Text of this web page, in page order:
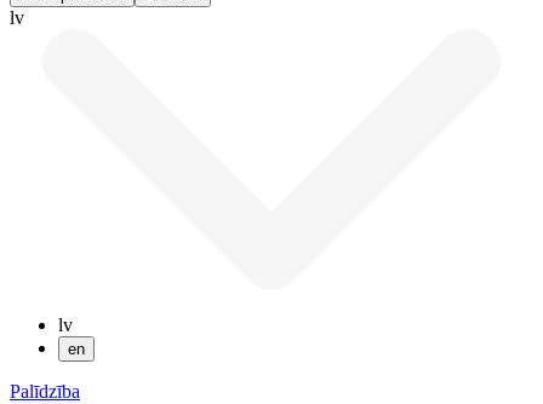
lv
lv
en
Palīdzība